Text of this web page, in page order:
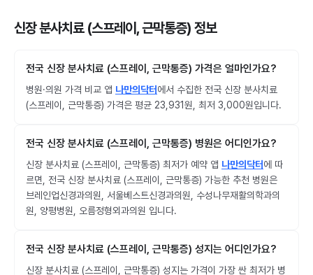
신장 분사치료 (스프레이, 근막통증) 정보
전국 신장 분사치료 (스프레이, 근막통증) 가격은 얼마인가요?
병원·의원 가격 비교 앱 나만의닥터에서 수집한 전국 신장 분사치료
(스프레이, 근막통증) 가격은 평균 23,931원, 최저 3,000원입니다.
전국 신장 분사치료 (스프레이, 근막통증) 병원은 어디인가요?
신장 분사치료 (스프레이, 근막통증) 최저가 예약 앱 나만의닥터에 따
르면, 전국 신장 분사치료 (스프레이, 근막통증) 가능한 추천 병원은
브레인업신경과의원, 서울베스트신경과의원, 수성나무재활의학과의
원, 양평병원, 오름정형외과의원 입니다.
전국 신장 분사치료 (스프레이, 근막통증) 성지는 어디인가요?
신장 분사치료 (스프레이, 근막통증) 성지는 가격이 가장 싼 최저가 병